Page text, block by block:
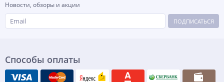
Новости, обзоры и акции
ПОДПИСАТЬСЯ
Способы оплаты